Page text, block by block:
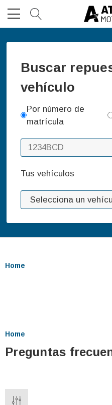
Buscar
vehículo
Por número de
matrícula
Tus vehículos
Home
Home
Preguntas